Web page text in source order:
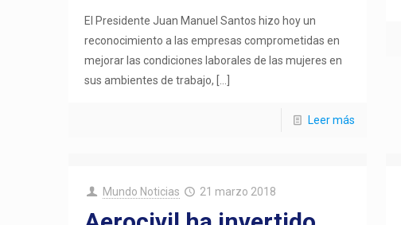
El Presidente Juan Manuel Santos hizo hoy un
reconocimiento a las empresas comprometidas en
mejorar las condiciones laborales de las mujeres en
sus ambientes de trabajo,
Leer más
Mundo Noticias 21 marzo 2018